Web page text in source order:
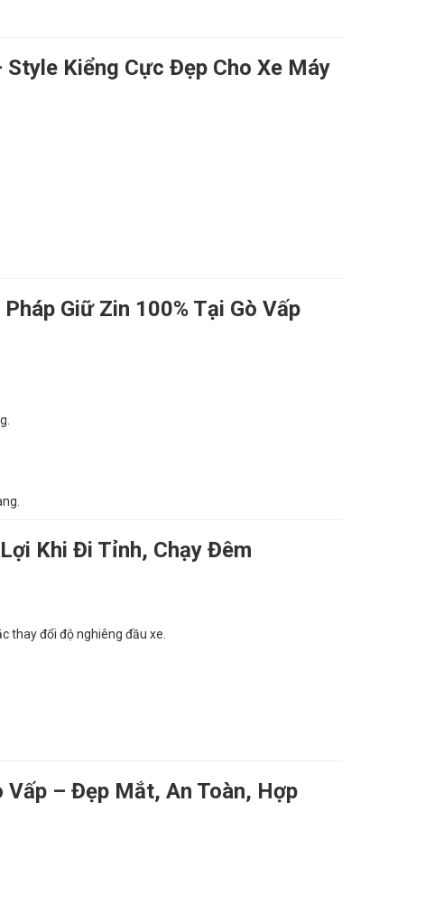
Kiểng Cực Đẹp Cho Xe Máy
Giữ Zin 100% Tại Gò Vấp
Khi Đi Tỉnh, Chạy Đêm
thay đổi độ nghiêng đầu xe.
– Đẹp Mắt, An Toàn, Hợp